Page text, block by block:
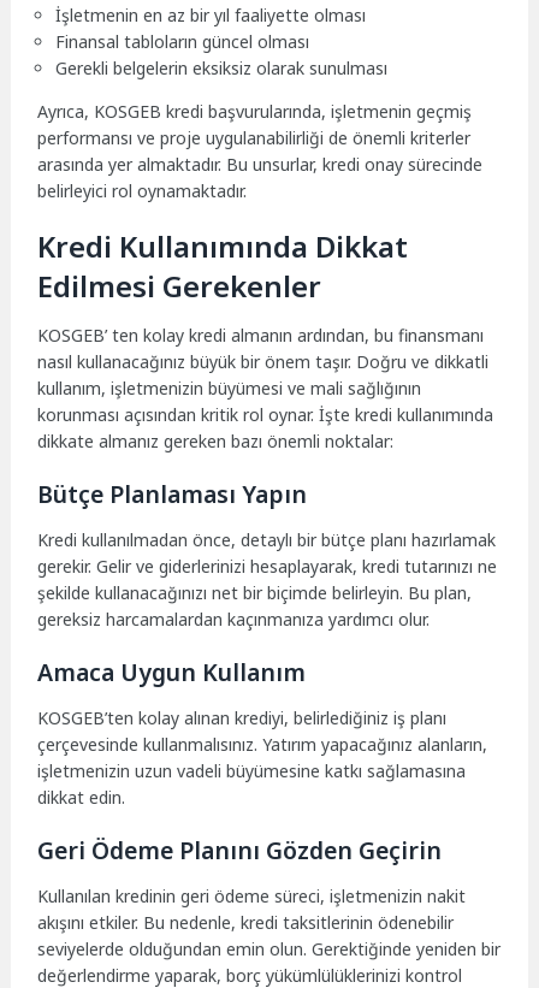
İşletmenin en az bir yıl faaliyette olması
Finansal tabloların güncel olması
Gerekli belgelerin eksiksiz olarak sunulması
Ayrıca, KOSGEB kredi başvurularında, işletmenin geçmiş
performansı ve proje uygulanabilirliği de önemli kriterler
arasında yer almaktadır. Bu unsurlar, kredi onay sürecinde
belirleyici rol oynamaktadır.
Kredi Kullanımında Dikkat
Edilmesi Gerekenler
KOSGEB’ ten kolay kredi almanın ardından, bu finansmanı
nasıl kullanacağınız büyük bir önem taşır. Doğru ve dikkatli
kullanım, işletmenizin büyümesi ve mali sağlığının
korunması açısından kritik rol oynar. İşte kredi kullanımında
dikkate almanız gereken bazı önemli noktalar:
Bütçe Planlaması Yapın
Kredi kullanılmadan önce, detaylı bir bütçe planı hazırlamak
gerekir. Gelir ve giderlerinizi hesaplayarak, kredi tutarınızı ne
şekilde kullanacağınızı net bir biçimde belirleyin. Bu plan,
gereksiz harcamalardan kaçınmanıza yardımcı olur.
Amaca Uygun Kullanım
KOSGEB’ten kolay alınan krediyi, belirlediğiniz iş planı
çerçevesinde kullanmalısınız. Yatırım yapacağınız alanların,
işletmenizin uzun vadeli büyümesine katkı sağlamasına
dikkat edin.
Geri Ödeme Planını Gözden Geçirin
Kullanılan kredinin geri ödeme süreci, işletmenizin nakit
akışını etkiler. Bu nedenle, kredi taksitlerinin ödenebilir
seviyelerde olduğundan emin olun. Gerektiğinde yeniden bir
değerlendirme yaparak, borç yükümlülüklerinizi kontrol